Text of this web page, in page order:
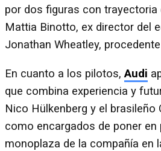
por dos figuras con trayectoria
Mattia Binotto, ex director del
Jonathan Wheatley,
En cuanto a los pilotos,Audi
que combina experiencia y
Nico Hülkenberg y el brasileño
como encargados de poner en
monoplaza de la compañía en